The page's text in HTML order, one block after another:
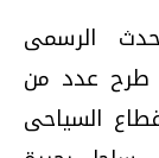
الرسمى
طرح عدد من
السياحى